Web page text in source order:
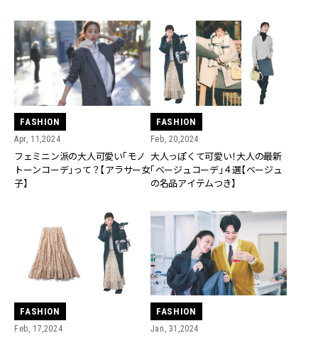
FASHION
Apr, 11,2024
フェミニン派の大人可愛い「モノ
トーンコーデ」って？【アラサー女
子】
FASHION
Feb, 20,2024
大人っぽくて可愛い！大人の最新
「ベージュコーデ」４選【ベージュ
の名品アイテムつき】
FASHION
Feb, 17,2024
FASHION
Jan, 31,2024